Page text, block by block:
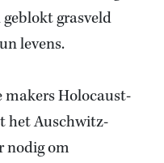
geblokt grasveld
levens.
Holocaust-
het Auschwitz-
nodig om